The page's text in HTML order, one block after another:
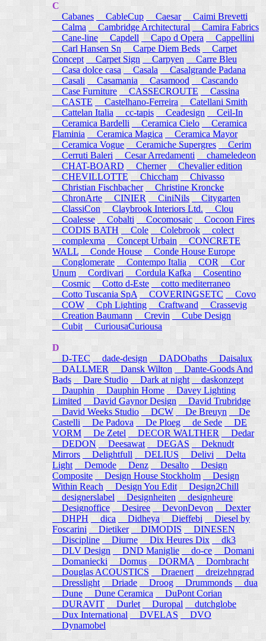
C
Cabanes
CableCup Caesar
Caimi Brevetti
Calma
Cambridge Architectural
Camira Fabrics
Cane-line
Capdell Capo d Opera
Cappellini
Carl Hansen Sn
Carpe Diem Beds
Carpet
Concept
Carpet Sign Carpyen
Carre Bleu
Casa dolce casa
Casala
Casalgrande Padana
Casali
Casamania Casamood
Cascando
Case Furniture
CASSECROUTE
Cassina
CASTE
Castelhano-Ferreira
Catellani Smith
Cattelan Italia
cc-tapis Ceadesign
Ceil-In
Ceramica Bardelli
Ceramica Cielo
Ceramica
Flaminia
Ceramica Magica
Ceramica Mayor
Ceramica Vogue
Ceramiche Supergres Cerim
Cerruti Baleri
Cesar Arredamenti
chameledeon
CHAT-BOARD
Cherner
Chevalier edition
CHEVILLOTTE
Chiccham
Chivasso
Christian Fischbacher
Christine Kroncke
ChronArte
CINIER CiniNils
Citygarten
ClassiCon
Claybrook Interiors Ltd.
Clou
Coalesse
Cobalti Cocomosaic
Cocoon Fires
CODIS BATH
Cole Colebrook
colect
complexma
Concept Urbain
CONCRETE
WALL
Conde House
Conde House Europe
Conglomerate
Contempo Italia COR
Cor
Unum
Cordivari Cordula Kafka
Cosentino
Cosmic
Cotto d-Este
cotto mediterraneo
Cotto Tuscania SpA
COVERINGSETC
Covo
COW
Cph Lighting Craftwand
Crassevig
Creation Baumann
Crevin
Cube Design
Cubit
CuriousaCuriousa
D
D-TEC
dade-design DADObaths
Daisalux
DALLMER
Dansk Wilton
Dante-Goods And
Bads
Dare Studio Dark at night
daskonzept
Dauphin
Dauphin Home
Davey Lighting
Limited
David Gaynor Design
David Trubridge
David Weeks Studio
DCW De Breuyn
De
Castelli
De Padova De Ploeg de Sede
DE
VORM
De Zetel DECOR WALTHER
Dedar
DEDON
Deesawat DEGAS
Deknudt
Mirrors
Delightfull DELIUS Delivi
Delta
Light
Demode Denz Desalto
Design
Composite
Design House Stockholm
Design
Within Reach
Design You Edit
Design2Chill
designerslabel
Designheiten
designheure
Designoffice
Desiree DevonDevon
Dexter
DHPH
dica Didheya Dieffebi
Diesel by
Foscarini
Dietiker DIMODIS
DINESEN
Discipline
Diurne Dix Heures Dix
dk3
DLV Design
DND Maniglie do-ce
Domani
Domaniecki
Domus DORMA
Dornbracht
Douglas ACOUSTICS
Draenert
dreizehngrad
Dresslight Driade Droog Drummonds
dua
Dune
Dune Ceramica
DuPont Corian
DURAVIT
Durlet Duropal
dutchglobe
Dux International
DVELAS
DVO
Dynamobel